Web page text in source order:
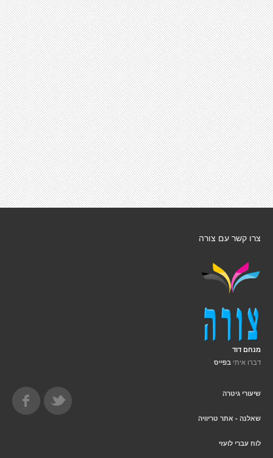
צרו קשר עם צורה
מנחם דוד
דברו איתי בפייס
שיעורי גיטרה
שאלנה - אתר טריוויה
לוח עברי לועזי